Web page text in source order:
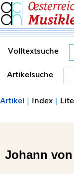
Volltextsuche
Artikelsuche
Artikel | Index |
Johann